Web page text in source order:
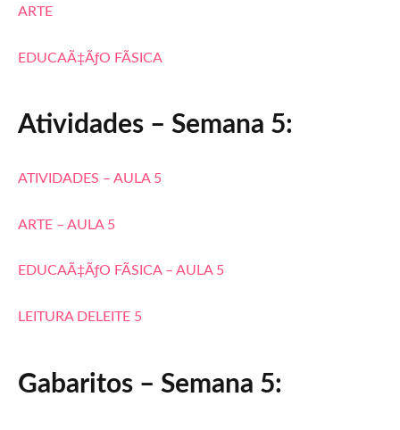
ARTE
EDUCAÃ‡ÃƒO FÃSICA
Atividades – Semana 5:
ATIVIDADES – AULA 5
ARTE – AULA 5
EDUCAÃ‡ÃƒO FÃSICA – AULA 5
LEITURA DELEITE 5
Gabaritos – Semana 5: